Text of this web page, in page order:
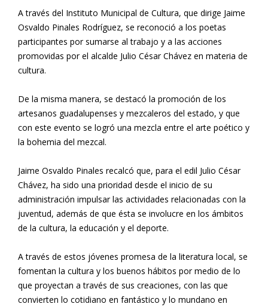
A través del Instituto Municipal de Cultura, que dirige Jaime
Osvaldo Pinales Rodríguez, se reconoció a los poetas
participantes por sumarse al trabajo y a las acciones
promovidas por el alcalde Julio César Chávez en materia de
cultura.
De la misma manera, se destacó la promoción de los
artesanos guadalupenses y mezcaleros del estado, y que
con este evento se logró una mezcla entre el arte poético y
la bohemia del mezcal.
Jaime Osvaldo Pinales recalcó que, para el edil Julio César
Chávez, ha sido una prioridad desde el inicio de su
administración impulsar las actividades relacionadas con la
juventud, además de que ésta se involucre en los ámbitos
de la cultura, la educación y el deporte.
A través de estos jóvenes promesa de la literatura local, se
fomentan la cultura y los buenos hábitos por medio de lo
que proyectan a través de sus creaciones, con las que
convierten lo cotidiano en fantástico y lo mundano en